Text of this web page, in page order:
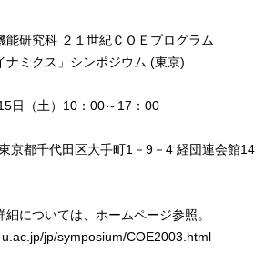
能研究科 ２１世紀ＣＯＥプログラム
ナミクス」シンポジウム (東京)
日（土）10：00～17：00
京都千代田区大手町1－9－4 経団連会館14
については、ホームページ参照。
jp/symposium/COE2003.html